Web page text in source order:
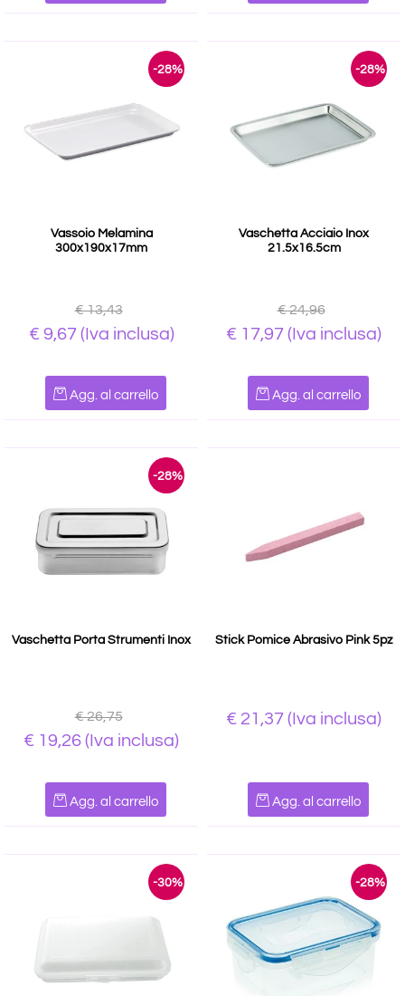
-28%
Vassoio Melamina
300x190x17mm
€ 13,43
€ 9,67 (Iva inclusa)
Agg. al carrello
-28%
Vaschetta Acciaio Inox
21.5x16.5cm
€ 24,96
€ 17,97 (Iva inclusa)
Agg. al carrello
-28%
Vaschetta Porta Strumenti Inox
€ 26,75
€ 19,26 (Iva inclusa)
Agg. al carrello
Stick Pomice Abrasivo Pink 5pz
€ 21,37 (Iva inclusa)
Agg. al carrello
-30% -28%